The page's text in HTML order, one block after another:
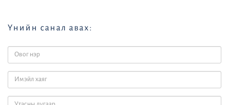
Үнийн санал авах: